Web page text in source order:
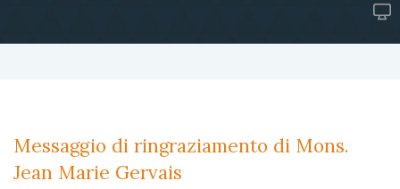
Messaggio di ringraziamento di Mons.
Jean Marie Gervais